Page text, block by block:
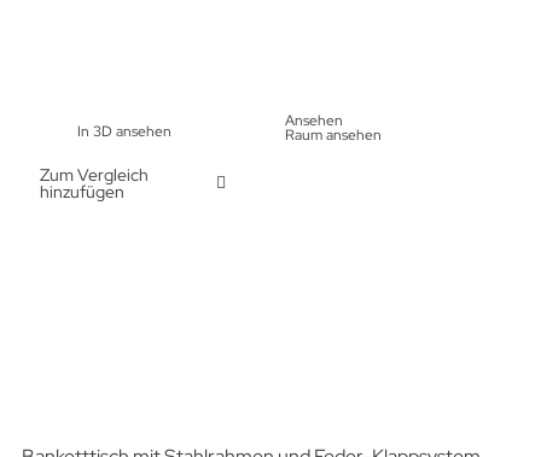
In 3D ansehen
Ansehen
Raum ansehen
Zum Vergleich
hinzufügen